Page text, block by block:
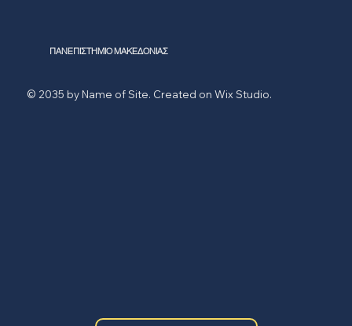
ΠΑΝΕΠΙΣΤΗΜΙΟ ΜΑΚΕΔΟΝΙΑΣ
© 2035 by Name of Site. Created on Wix Studio.